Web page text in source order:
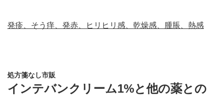
発疹、そう痒、発赤、ヒリヒリ感、乾燥感、腫脹、熱感
処方箋なし市販
インテバンクリーム1%と他の薬との